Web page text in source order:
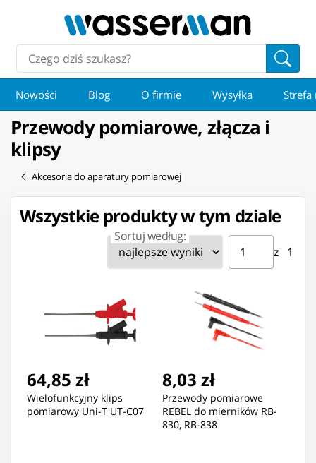
Nowości Blog O firmie Wysyłka Strefa
Przewody pomiarowe, złącza i
klipsy
Akcesoria do aparatury pomiarowej
Wszystkie produkty w tym dziale
Sortuj według: Strona ⁨1⁩ z ⁨1⁩
z ⁨1⁩
Przejdź do strony
64,85 zł
Wielofunkcyjny klips
pomiarowy Uni-T UT-C07
8,03 zł
Przewody pomiarowe
REBEL do mierników RB-
830, RB-838